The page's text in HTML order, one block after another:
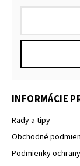
INFORMÁCIE
Rady a tipy
Obchodné
Podmienky